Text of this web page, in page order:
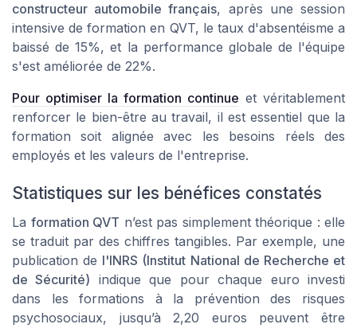
constructeur automobile français, après une session
intensive de formation en QVT, le taux d'absentéisme a
baissé de 15%, et la performance globale de l'équipe
s'est améliorée de 22%.
Pour optimiser la formation continue et véritablement
renforcer le bien-être au travail, il est essentiel que la
formation soit alignée avec les besoins réels des
employés et les valeurs de l'entreprise.
Statistiques sur les bénéfices constatés
La formation QVT n’est pas simplement théorique : elle
se traduit par des chiffres tangibles. Par exemple, une
publication de l'INRS (Institut National de Recherche et
de Sécurité) indique que pour chaque euro investi
dans les formations à la prévention des risques
psychosociaux, jusqu’à 2,20 euros peuvent être